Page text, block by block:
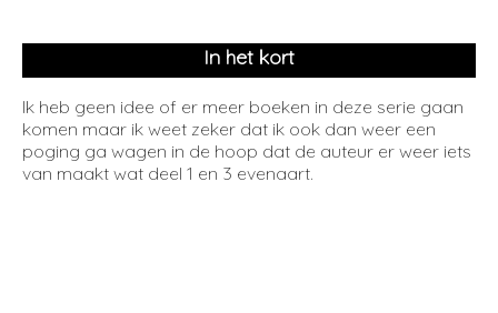
In het kort
Ik heb geen idee of er meer boeken in deze serie gaan
komen maar ik weet zeker dat ik ook dan weer een
poging ga wagen in de hoop dat de auteur er weer iets
van maakt wat deel 1 en 3 evenaart.